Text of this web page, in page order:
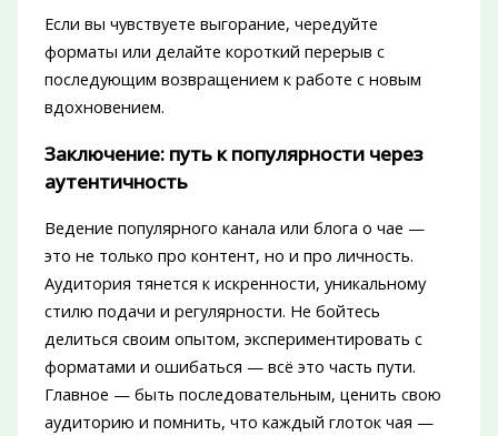
Если вы чувствуете выгорание, чередуйте
форматы или делайте короткий перерыв с
последующим возвращением к работе с новым
вдохновением.
Заключение: путь к популярности через
аутентичность
Ведение популярного канала или блога о чае —
это не только про контент, но и про личность.
Аудитория тянется к искренности, уникальному
стилю подачи и регулярности. Не бойтесь
делиться своим опытом, экспериментировать с
форматами и ошибаться — всё это часть пути.
Главное — быть последовательным, ценить свою
аудиторию и помнить, что каждый глоток чая —